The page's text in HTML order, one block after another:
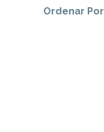
Marrón
Ordenar Por